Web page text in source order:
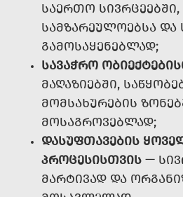
ᲡᲐᲔᲠᲗᲝ ᲡᲘᲕᲠᲪᲔᲔᲑᲨᲘ,
ᲡᲐᲛᲖᲐᲠᲔᲣᲚᲝᲔᲑᲡᲐ ᲓᲐ
ᲒᲐᲛᲝᲡᲐᲧᲔᲜᲔᲑᲚᲐᲓ;
ᲡᲐᲕᲐᲭᲠᲝ
ᲛᲐᲦᲐᲖᲘᲔᲑᲨᲘ,
ᲛᲝᲛᲡᲐᲮᲣᲠᲔᲑᲘᲡ
ᲛᲝᲡᲐᲒᲠᲝᲕᲔᲑᲚᲐᲓ;
ᲓᲐᲡᲣᲤᲗᲐᲕᲔᲑᲘᲡ
ᲞᲠᲝᲪᲔᲡᲘᲡᲗᲕᲘᲡ —
ᲛᲐᲠᲢᲘᲕᲐᲓ ᲓᲐ